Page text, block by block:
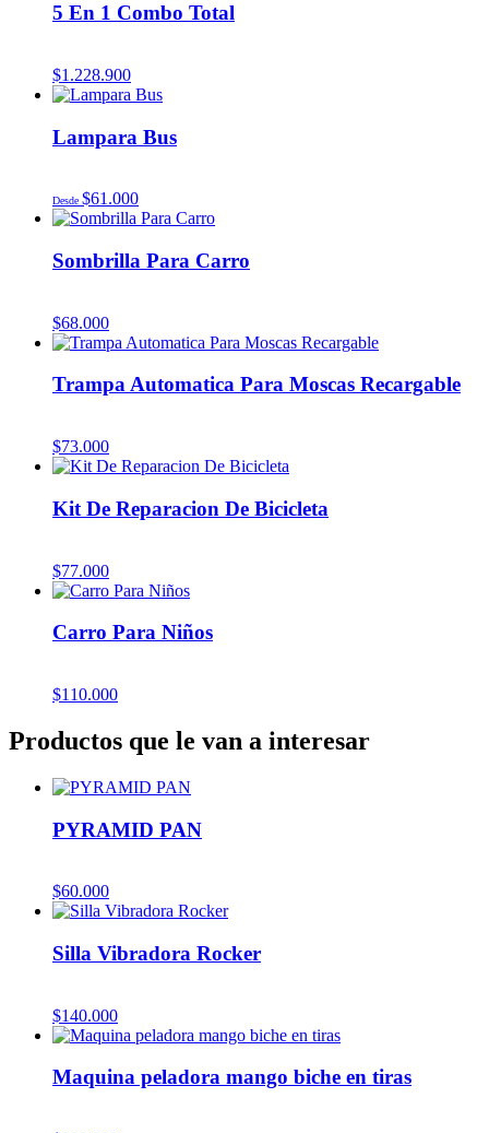
5 En 1 Combo Total
$1.228.900
Lampara Bus
Desde $61.000
Sombrilla Para Carro
$68.000
Trampa Automatica Para Moscas Recargable
$73.000
Kit De Reparacion De Bicicleta
$77.000
Carro Para Niños
$110.000
Productos que le van a interesar
PYRAMID PAN
$60.000
Silla Vibradora Rocker
$140.000
Maquina peladora mango biche en tiras